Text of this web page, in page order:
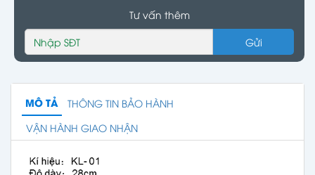
Tư vấn thêm
Gửi
MÔ TẢ
THÔNG TIN BẢO HÀNH
VẬN HÀNH GIAO NHẬN